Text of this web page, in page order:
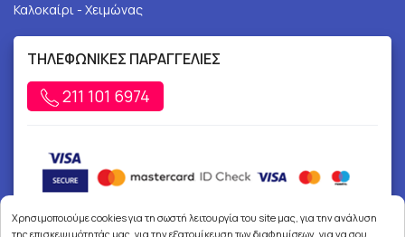
Καλοκαίρι - Χειμώνας
ΤΗΛΕΦΩΝΙΚΕΣ ΠΑΡΑΓΓΕΛΙΕΣ
211 101 6974
Χρησιμοποιούμε cookies για τη σωστή λειτουργία του site μας, για την ανάλυση
της επισκεψιμότητάς μας, για την εξατομίκευση των διαφημίσεων, για να σου